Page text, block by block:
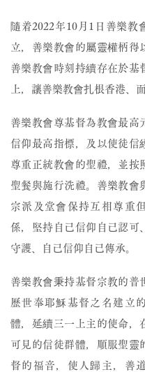
隨着2022年10月1日善樂教
立，善樂教會的屬靈權柄得
善樂教會時刻持續存在於基
上，讓善樂教會扎根香港、
善樂教會尊基督為教會最高
信仰最高指標，及以使徒信
尊重正統教會的聖禮，並按
聖餐與施行洗禮。善樂教會
宗派及堂會保持互相尊重
係，堅持自己信仰自己認可
守護、自己信仰自己傳承。
善樂教會秉持基督宗教的普
歷世奉耶穌基督之名建立
體，延續三一上主的使命，
可見的信徒群體，順服聖靈
督的福音，使人歸主，善